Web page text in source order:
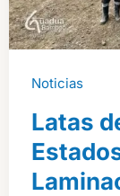
Noticias
Latas